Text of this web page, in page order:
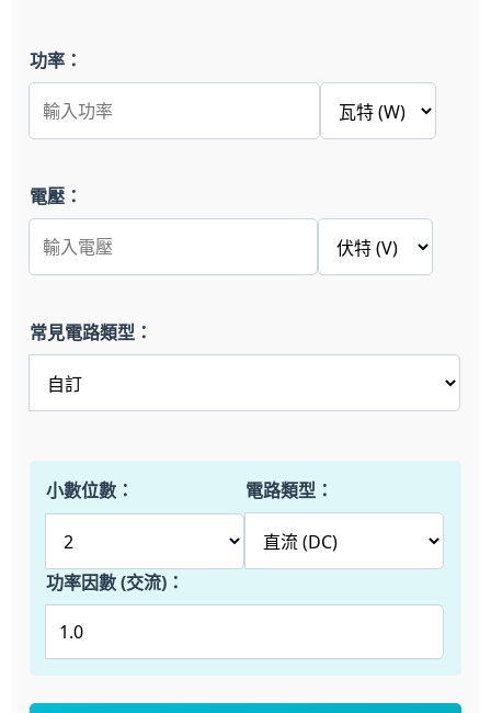
功率：
電壓：
常見電路類型：
小數位數： 電路類型：
功率因數 (交流)：